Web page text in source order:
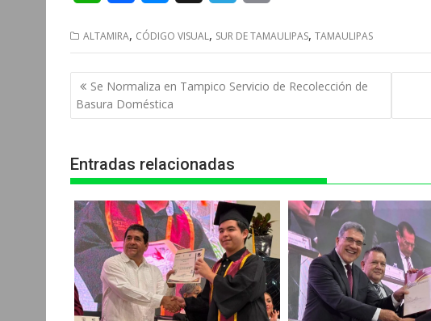
a
t
s
p
c
e
b
k
s
s
e
e
r
l
e
m
i
n
ALTAMIRA, CÓDIGO VISUAL, SUR DE TAMAULIPAS, TAMAULIPAS
Navegación
de
entradas
Se Normaliza en Tampico Servicio de Recolección de
Basura Doméstica
Entradas relacionadas